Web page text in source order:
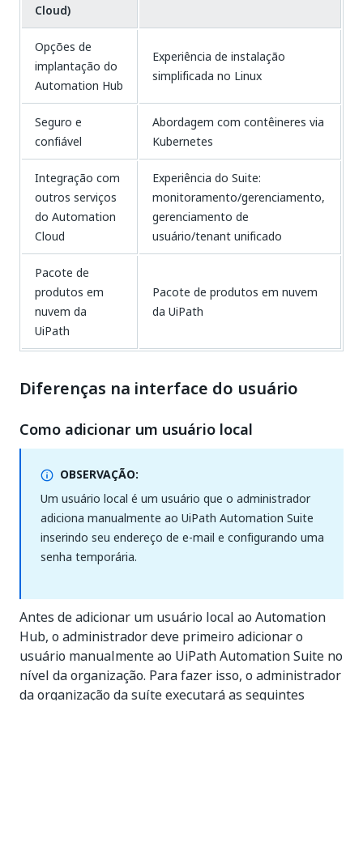
Cloud)
Opções de
implantação do
Automation Hub
Experiência de instalação
simplificada no Linux
Seguro e
confiável​
Abordagem com contêineres via
Kubernetes​
Integração com
outros serviços
do Automation
Cloud​
Experiência do Suite:
monitoramento/gerenciamento,
gerenciamento de
usuário/tenant unificado​
Pacote de
produtos em
nuvem da
UiPath
Pacote de produtos em nuvem
da UiPath​
Diferenças na interface do usuário
Como adicionar um usuário local
OBSERVAÇÃO:
Um usuário local é um usuário que o administrador
adiciona manualmente ao UiPath Automation Suite
inserindo seu endereço de e-mail e configurando uma
senha temporária.
Antes de adicionar um usuário local ao Automation
Hub, o administrador deve primeiro adicionar o
usuário manualmente ao UiPath Automation Suite no
nível da organização. Para fazer isso, o administrador
da organização da suíte executará as seguintes